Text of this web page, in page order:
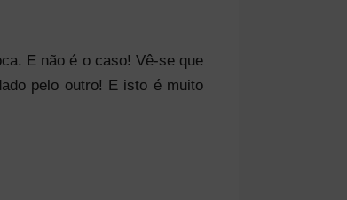
E não é o caso! Vê-se que
pelo outro! E isto é muito